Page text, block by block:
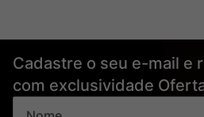
Cadastre o seu e-mail e
com exclusividade